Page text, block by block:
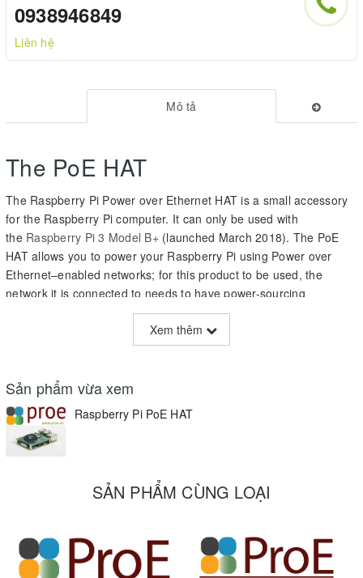
0938946849
Liên hệ
Mô tả
The PoE HAT
The Raspberry Pi Power over Ethernet HAT is a small accessory
for the Raspberry Pi computer. It can only be used with
the Raspberry Pi 3 Model B+(launched March 2018). The PoE
HAT allows you to power your Raspberry Pi using Power over
Ethernet–enabled networks; for this product to be used, the
network it is connected to needs to have power-sourcing
Supplied with this product
Mechanical spacers
Other hardware needed
ARaspberry Pi 3 Model B+
Power-sourcing equipment for a 802.3af Power over Ethernet
Before installing the PoE HAT, you must attach the supplied
spacers in the four corners of the board
Xem thêm
Sản phẩm vừa xem
Raspberry Pi PoE HAT
SẢN PHẨM CÙNG LOẠI